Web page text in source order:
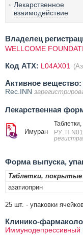
Лекарственное
взаимодействие
Владелец
WELLCOME
Код ATX: L04AX01
Активное вещество:
Rec.INN
Лекарственная
Имуран
РУ: П
Форма выпуска,
Таблетки, покрытые
азатиоприн
25 шт. - упаковки
Клинико-
Иммунодепрессивный